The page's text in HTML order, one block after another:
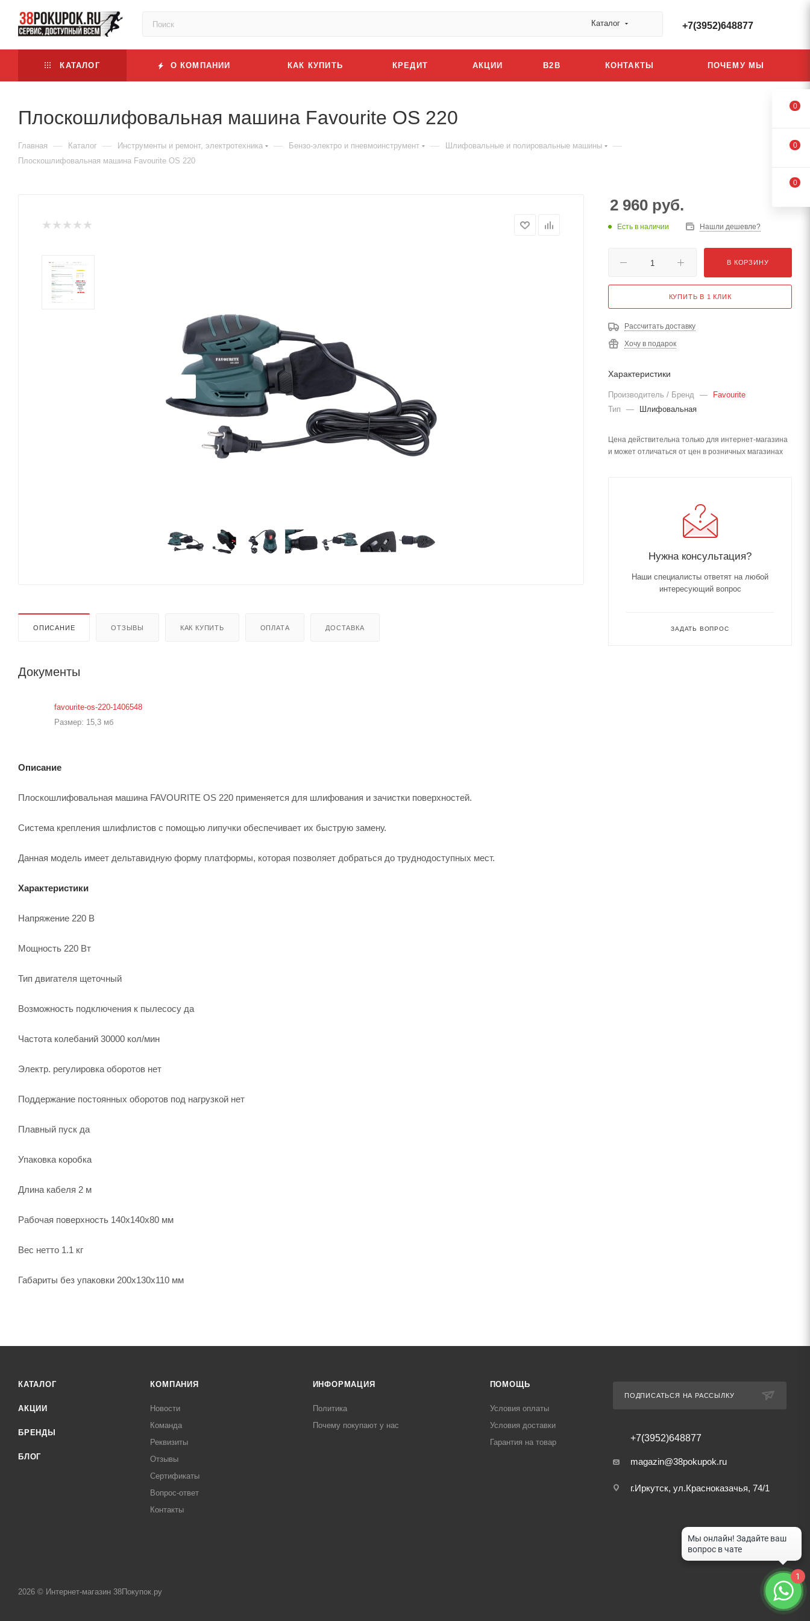
Каталог +7(3952)648877
КАТАЛОГ О КОМПАНИИ КАК КУПИТЬ КРЕДИТ АКЦИИ B2B КОНТАКТЫ ПОЧЕМУ МЫ
Плоскошлифовальная машина Favourite OS 220
Главная — Каталог — Инструменты и ремонт, электротехника — Бензо-электро и пневмоинструмент — Шлифовальные и полировальные машины —
Плоскошлифовальная машина Favourite OS 220
ОПИСАНИЕ ОТЗЫВЫ КАК КУПИТЬ ОПЛАТА ДОСТАВКА
Документы
favourite-os-220-1406548
Размер: 15,3 мб
Описание
Плоскошлифовальная машина FAVOURITE OS 220 применяется для шлифования и зачистки поверхностей.
Система крепления шлифлистов с помощью липучки обеспечивает их быструю замену.
Данная модель имеет дельтавидную форму платформы, которая позволяет добраться до труднодоступных мест.
Характеристики
Напряжение 220 В
Мощность 220 Вт
Тип двигателя щеточный
Возможность подключения к пылесосу да
Частота колебаний 30000 кол/мин
Электр. регулировка оборотов нет
Поддержание постоянных оборотов под нагрузкой нет
Плавный пуск да
Упаковка коробка
Длина кабеля 2 м
Рабочая поверхность 140х140х80 мм
Вес нетто 1.1 кг
Габариты без упаковки 200х130х110 мм
2 960 руб.
Есть в наличии Нашли дешевле?
В КОРЗИНУ
КУПИТЬ В 1 КЛИК
Рассчитать доставку
Хочу в подарок
Характеристики
Производитель / Бренд —
Favourite
Тип
— Шлифовальная
Цена действительна только для интернет-магазина
и может отличаться от цен в розничных магазинах
Нужна консультация?
Наши специалисты ответят на любой
интересующий вопрос
ЗАДАТЬ ВОПРОС
КАТАЛОГ
АКЦИИ
БРЕНДЫ
БЛОГ
КОМПАНИЯ
Новости
Команда
Реквизиты
Отзывы
Сертификаты
Вопрос-ответ
Контакты
ИНФОРМАЦИЯ
Политика
Почему покупают у нас
ПОМОЩЬ
Условия оплаты
Условия доставки
Гарантия на товар
ПОДПИСАТЬСЯ НА РАССЫЛКУ
+7(3952)648877
magazin@38pokupok.ru
г.Иркутск, ул.Красноказачья, 74/1
2026 © Интернет-магазин 38Покупок.ру
0
0
0
1